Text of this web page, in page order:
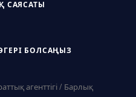
САЯСАТЫ
БОЛСАҢЫЗ
агенттігі / Барлық